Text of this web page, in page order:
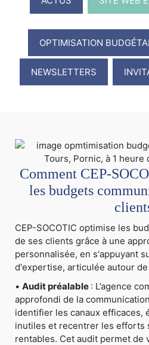
OPTIMISATION
NEWSLETTERS
Comment CEP-
les budgets
CEP-SOCOTIC optimise les
de ses clients grâce à une
personnalisée, en s'appuyant
d'expertise, articulée autour
• Audit préalable : L’agence
approfondi de la
identifier les canaux efficaces,
inutiles et recentrer les efforts
rentables. Cet audit permet de